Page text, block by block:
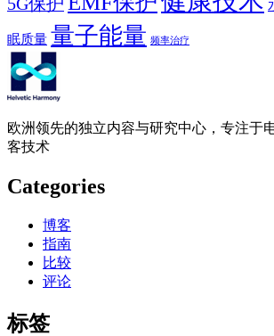
5G保护
眠质量 量子能量 频率治疗
欧洲领先的独立内容与研究中心，专注于
客技术
Categories
博客
指南
比较
评论
标签